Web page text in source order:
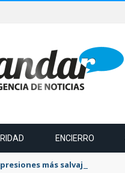
ENCIERRO
más salvaje del